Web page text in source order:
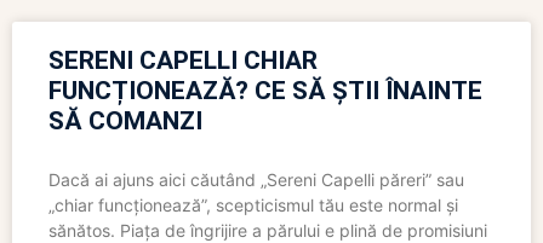
SERENI CAPELLI CHIAR
FUNCȚIONEAZĂ? CE SĂ ȘTII ÎNAINTE
SĂ COMANZI
Dacă ai ajuns aici căutând „Sereni Capelli păreri” sau
„chiar funcționează”, scepticismul tău este normal și
sănătos. Piața de îngrijire a părului e plină de promisiuni